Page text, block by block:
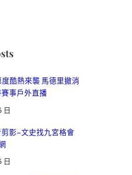
酷熱來襲 馬德里撤消
事戶外直播
日
剪影–文史找九宮格會
日